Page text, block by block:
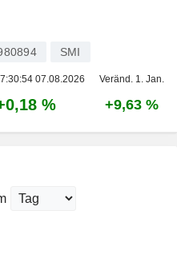
SMI
07.08.2026 Veränd. 1. Jan.
% +9,63 %